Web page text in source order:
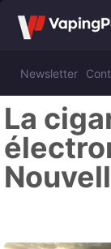
Newsletter
La